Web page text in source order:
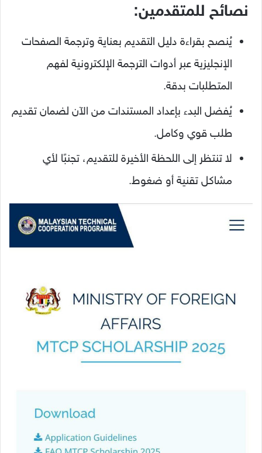
نصائح للمتقدمين:
يُنصح بقراءة دليل التقديم بعناية وترجمة الصفحات
الإنجليزية عبر أدوات الترجمة الإلكترونية لفهم
المتطلبات بدقة.
يُفضل البدء بإعداد المستندات من الآن لضمان تقديم
طلب قوي وكامل.
لا تنتظر إلى اللحظة الأخيرة للتقديم، تجنبًا لأي
مشاكل تقنية أو ضغوط.